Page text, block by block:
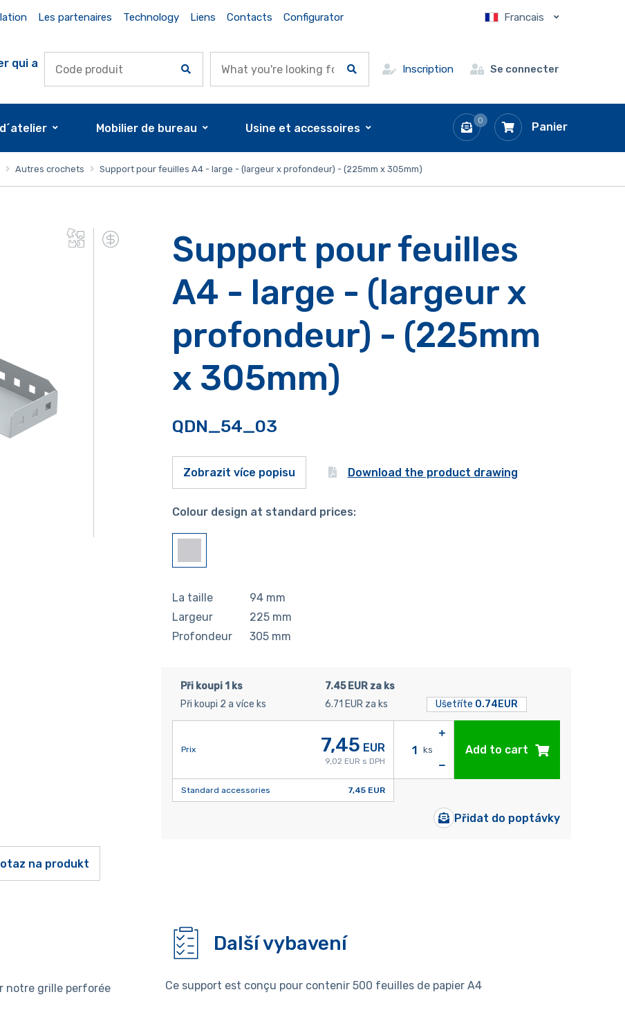
Les partenaires Technology Liens Contacts Configurator Francais
qui a
Inscription Se connecter
0 Panier
Mobilier de bureau Usine et accessoires
Autres crochets Support pour feuilles A4 - large - (largeur x profondeur) - (225mm x 305mm)
Support pour feuilles
A4 - large - (largeur x
profondeur) - (225mm
x 305mm)
QDN_54_03
Zobrazit více popisu Download the product drawing
Colour design at standard prices:
La taille 94mm
Largeur
225mm
Profondeur
305mm
Při koupi 1 ks
7.45 EUR za ks
Při koupi 2 a více ks
6.71 EUR za ks Ušetříte 0.74EUR
Prix 7,45 EUR
9,02 EUR s DPH
Standard accessories 7,45 EUR
ks Add to cart
Přidat do poptávky
na produkt
notre grille perforée
Další vybavení
Ce support est conçu pour contenir 500 feuilles de papier A4